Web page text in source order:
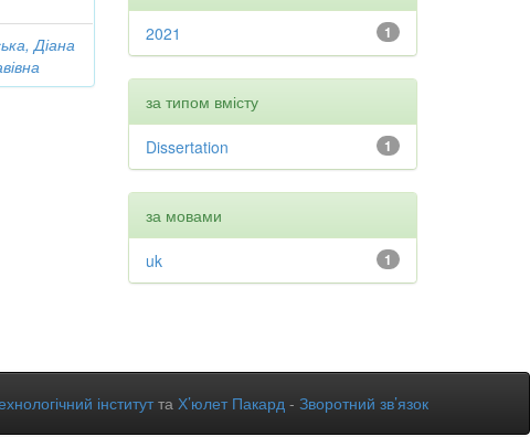
Діана
1
2021
за типом вмісту
1
Dissertation
за мовами
1
uk
інститутта Х’юлет Пакард - Зворотний зв’язок